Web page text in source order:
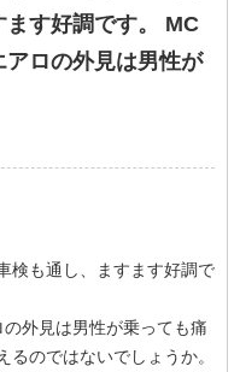
ます好調です。 MC
ロの外見は男性が
検も通し、ますます好調で
外見は男性が乗っても痛
るのではないでしょうか。